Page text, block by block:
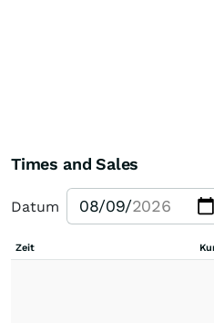
Times and Sales
Datum
Zeit